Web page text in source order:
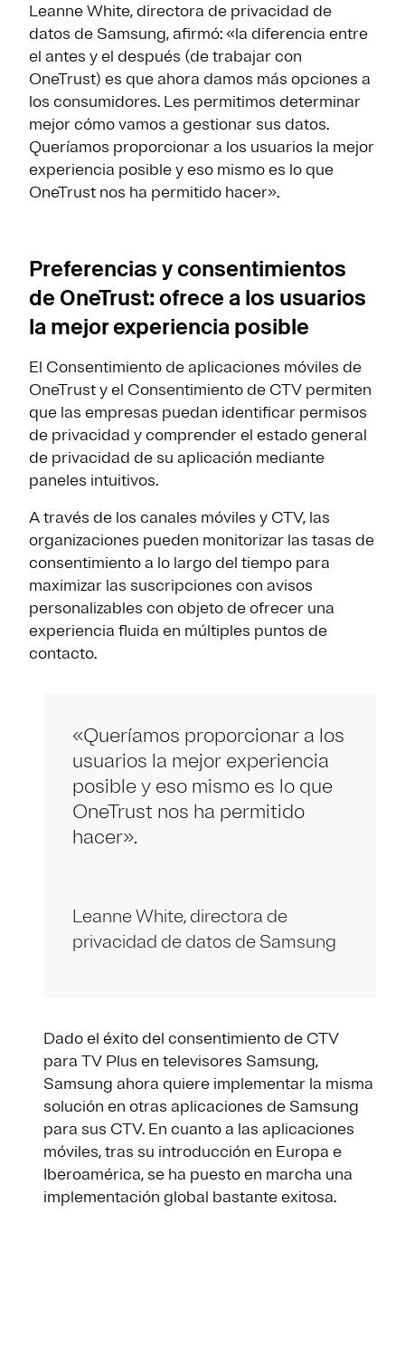
Leanne White, directora de privacidad de
datos de Samsung, afirmó: «la diferencia entre
el antes y el después (de trabajar con
OneTrust) es que ahora damos más opciones a
los consumidores. Les permitimos determinar
mejor cómo vamos a gestionar sus datos.
Queríamos proporcionar a los usuarios la mejor
experiencia posible y eso mismo es lo que
OneTrust nos ha permitido hacer».
Preferencias y consentimientos
de OneTrust: ofrece a los usuarios
la mejor experiencia posible
El Consentimiento de aplicaciones móviles de
OneTrust y el Consentimiento de CTV permiten
que las empresas puedan identificar permisos
de privacidad y comprender el estado general
de privacidad de su aplicación mediante
paneles intuitivos.
A través de los canales móviles y CTV, las
organizaciones pueden monitorizar las tasas de
consentimiento a lo largo del tiempo para
maximizar las suscripciones con avisos
personalizables con objeto de ofrecer una
experiencia fluida en múltiples puntos de
contacto.
«Queríamos proporcionar a los
usuarios la mejor experiencia
posible y eso mismo es lo que
OneTrust nos ha permitido
hacer».
Leanne White, directora de
privacidad de datos de Samsung
Dado el éxito del consentimiento de CTV
para TV Plus en televisores Samsung,
Samsung ahora quiere implementar la misma
solución en otras aplicaciones de Samsung
para sus CTV. En cuanto a las aplicaciones
móviles, tras su introducción en Europa e
Iberoamérica, se ha puesto en marcha una
implementación global bastante exitosa.